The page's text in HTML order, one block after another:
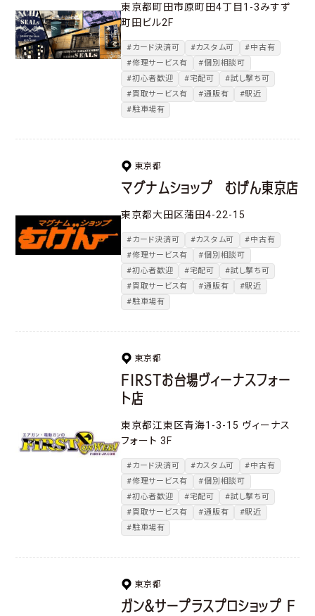
東京都町田市原町田4丁目1-3みすず
町田ビル2F
#カード決済可 #カスタム可
#中古有
#修理サービス有
#個別相談可
#初心者歓迎
#宅配可
#試し撃ち可
#買取サービス有
#通販有
#駅近
#駐車場有
東京都
マグナムショップ むげん東京店
東京都大田区蒲田4-22-15
#カード決済可 #カスタム可
#中古有
#修理サービス有
#個別相談可
#初心者歓迎
#宅配可
#試し撃ち可
#買取サービス有
#通販有
#駅近
#駐車場有
東京都
FIRSTお台場ヴィーナスフォー
ト店
東京都江東区青海1-3-15 ヴィーナス
フォート 3F
#カード決済可 #カスタム可
#中古有
#修理サービス有
#個別相談可
#初心者歓迎
#宅配可
#試し撃ち可
#買取サービス有
#通販有
#駅近
#駐車場有
東京都
ガン＆サープラスプロショップ F